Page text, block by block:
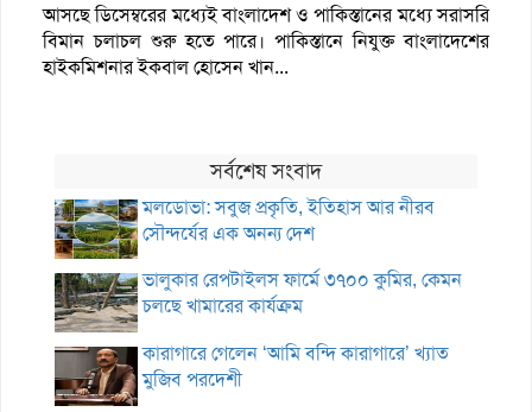
আসছে ডিসেম্বরের মধ্যেই বাংলাদেশ ও পাকিস্তানের মধ্যে সরাসরি
বিমান চলাচল শুরু হতে পারে। পাকিস্তানে নিযুক্ত বাংলাদেশের
হাইকমিশনার ইকবাল হোসেন খান...
সর্বশেষ সংবাদ
মলডোভা: সবুজ প্রকৃতি, ইতিহাস আর নীরব
সৌন্দর্যের এক অনন্য দেশ
ভালুকার রেপটাইলস ফার্মে ৩৭০০ কুমির, কেমন
চলছে খামারের কার্যক্রম
কারাগারে গেলেন ‘আমি বন্দি কারাগারে’ খ্যাত
মুজিব পরদেশী